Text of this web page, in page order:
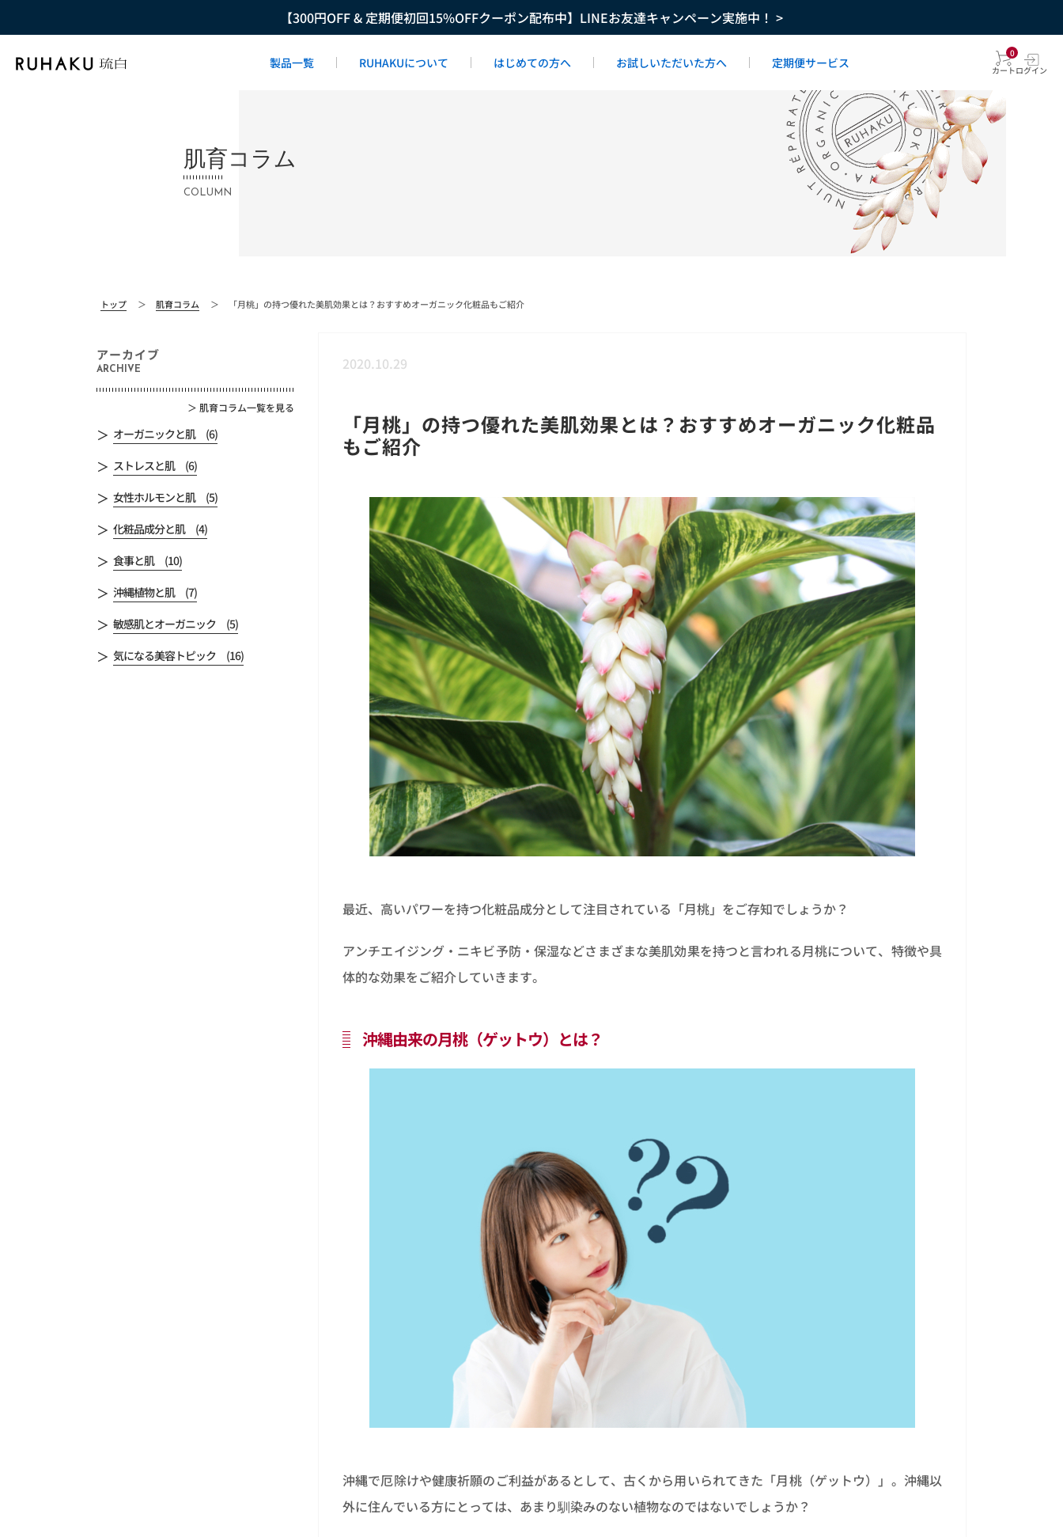
【300円OFF & 定期便初回15%OFFクーポン配布中】LINEお友達キャンペーン実施中！ >
製品一覧 RUHAKUについて はじめての方へ お試しいただいた方へ 定期便サービス
0
カートログイン
肌育コラム
COLUMN
トップ ＞ 肌育コラム ＞ 「月桃」の持つ優れた美肌効果とは？おすすめオーガニック化粧品もご紹介
アーカイブ
ARCHIVE
＞ 肌育コラム一覧を見る
オーガニックと肌 (6)
ストレスと肌 (6)
女性ホルモンと肌 (5)
化粧品成分と肌 (4)
食事と肌 (10)
沖縄植物と肌 (7)
敏感肌とオーガニック (5)
気になる美容トピック (16)
2020.10.29
「月桃」の持つ優れた美肌効果とは？おすすめオーガニック化粧品
もご紹介
最近、高いパワーを持つ化粧品成分として注目されている「月桃」をご存知でしょうか？
アンチエイジング・ニキビ予防・保湿などさまざまな美肌効果を持つと言われる月桃について、特徴や具
体的な効果をご紹介していきます。
沖縄由来の月桃（ゲットウ）とは？
沖縄で厄除けや健康祈願のご利益があるとして、古くから用いられてきた「月桃（ゲットウ）」。沖縄以
外に住んでいる方にとっては、あまり馴染みのない植物なのではないでしょうか？